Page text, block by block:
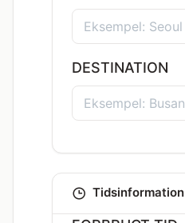
DESTINATION
Tidsinformation